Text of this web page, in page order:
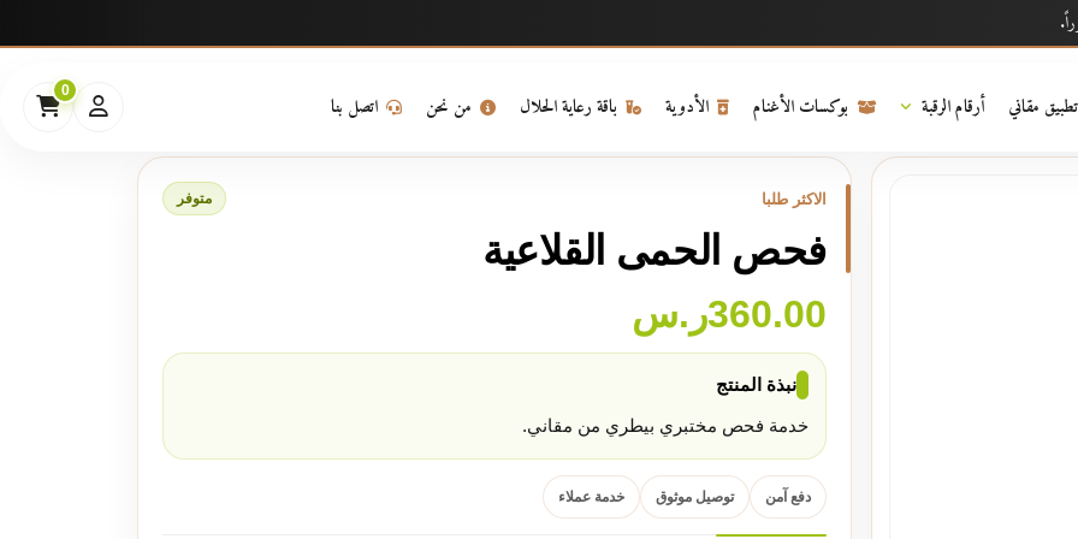
تطبيق مقاني أرقام الرقبة بوكسات الأغنام الأدوية باقة رعاية الحلال من نحن اتصل بنا
0
الاكثر طلبا متوفر
فحص الحمى القلاعية
360.00ر.س
نبذة المنتج
خدمة فحص مختبري بيطري من مقاني.
دفع آمن توصيل موثوق خدمة عملاء